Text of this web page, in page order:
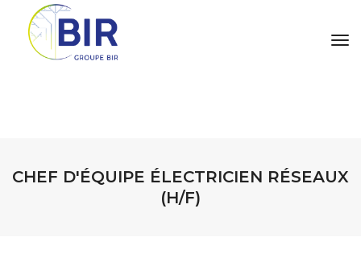
CHEF D'ÉQUIPE ÉLECTRICIEN RÉSEAUX
(H/F)